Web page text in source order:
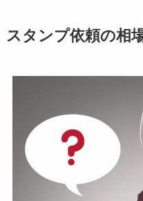
スタンプ依頼の相